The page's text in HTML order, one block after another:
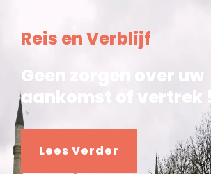
Reis en Verblijf
Geen zorgen over uw
aankomst of vertrek !
Lees Verder